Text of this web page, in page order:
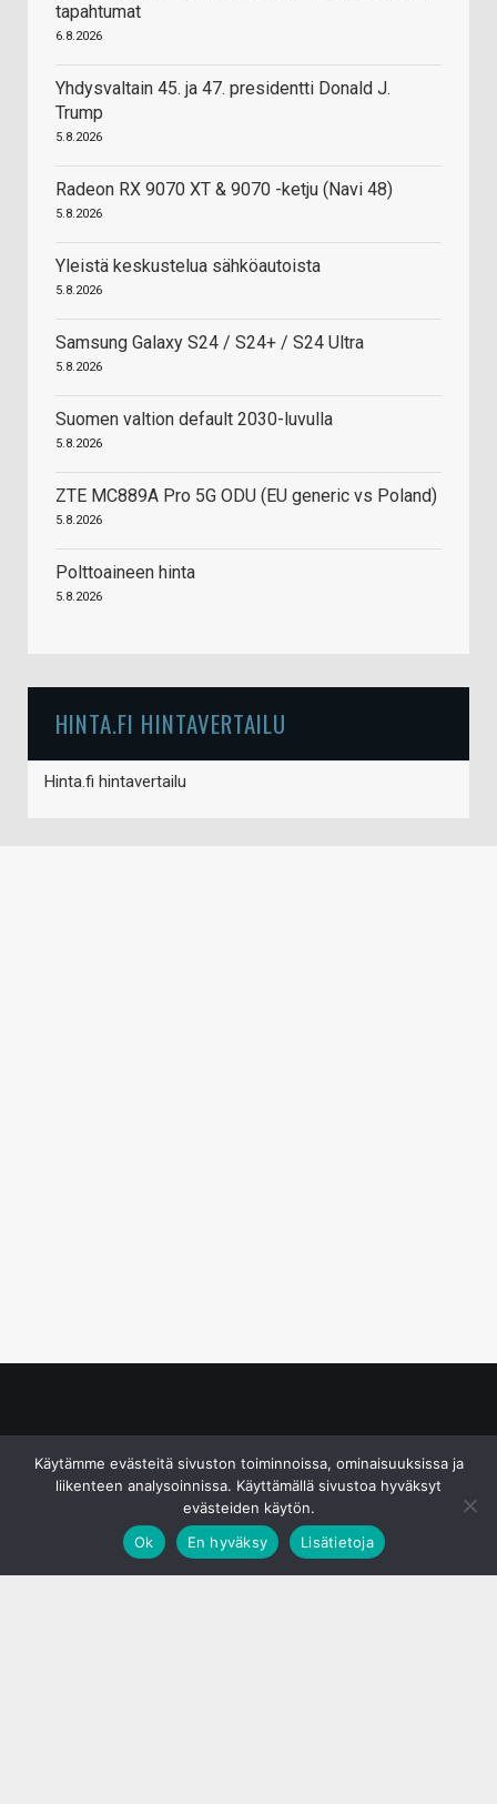
tapahtumat
6.8.2026
Yhdysvaltain 45. ja 47. presidentti Donald J.
Trump
5.8.2026
Radeon RX 9070 XT & 9070 -ketju (Navi 48)
5.8.2026
Yleistä keskustelua sähköautoista
5.8.2026
Samsung Galaxy S24 / S24+ / S24 Ultra
5.8.2026
Suomen valtion default 2030-luvulla
5.8.2026
ZTE MC889A Pro 5G ODU (EU generic vs Poland)
5.8.2026
Polttoaineen hinta
5.8.2026
HINTA.FI HINTAVERTAILU
Hinta.fi hintavertailu
Käytämme evästeitä sivuston toiminnoissa, ominaisuuksissa ja
liikenteen analysoinnissa. Käyttämällä sivustoa hyväksyt
evästeiden käytön.
Ok
En hyväksy Lisätietoja